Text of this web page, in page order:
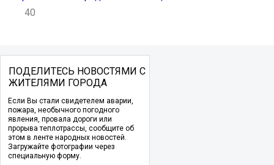
40
ПОДЕЛИТЕСЬ НОВОСТЯМИ С
ЖИТЕЛЯМИ ГОРОДА
Если Вы стали свидетелем аварии,
пожара, необычного погодного
явления, провала дороги или
прорыва теплотрассы, сообщите об
этом в ленте народных новостей.
Загружайте фотографии через
специальную форму.